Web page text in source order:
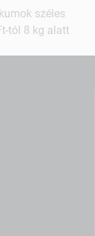
széles
tól 8 kg alatt